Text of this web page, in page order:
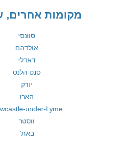
מקומות אחרים,
סוונסי
אולדהם
דאדלי
סנט הלנס
יורק
הארו
under-Lyme
ווסטר
באת'